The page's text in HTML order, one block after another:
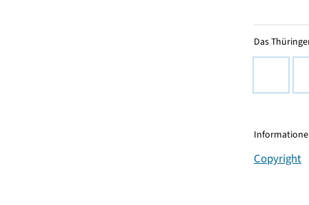
Das
Copyright